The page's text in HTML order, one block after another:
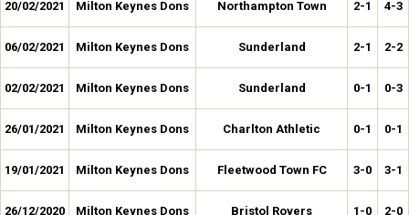
20/02/2021 Milton Keynes Dons Northampton Town 2-1 4-3
06/02/2021 Milton Keynes Dons Sunderland 2-1 2-2
02/02/2021 Milton Keynes Dons Sunderland 0-1 0-3
26/01/2021 Milton Keynes Dons Charlton Athletic 0-1 0-1
19/01/2021 Milton Keynes Dons Fleetwood Town FC 3-0 3-1
26/12/2020 Milton Keynes Dons Bristol Rovers 1-0 2-0